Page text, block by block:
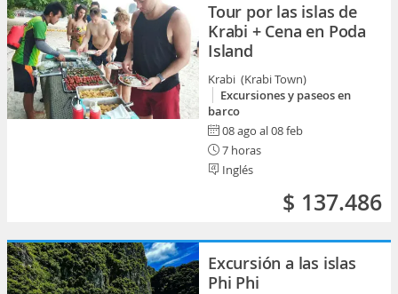
Tour por las islas de
Krabi + Cena en Poda
Island
Krabi (Krabi Town)
Excursiones y paseos en
barco
08 ago al 08 feb
7 horas
Inglés
$ 137.486
Excursión a las islas
Phi Phi